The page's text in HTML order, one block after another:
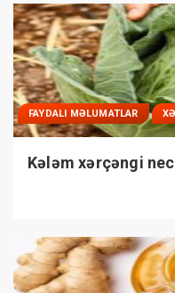
FAYDALI MƏLUMATLAR
Kələm xərçəngi